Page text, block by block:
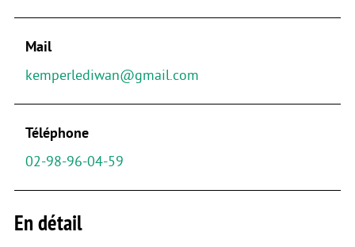
Mail
kemperlediwan@gmail.com
Téléphone
02-98-96-04-59
En détail